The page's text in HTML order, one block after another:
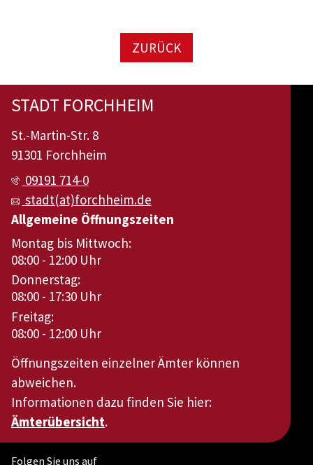
ZURÜCK
STADT FORCHHEIM
St.-Martin-Str. 8
91301 Forchheim
09191 714-0
stadt(at)forchheim.de
Allgemeine Öffnungszeiten
Montag bis Mittwoch:
08:00 - 12:00 Uhr
Donnerstag:
08:00 - 17:30 Uhr
Freitag:
08:00 - 12:00 Uhr
Öffnungszeiten einzelner Ämter können
abweichen.
Informationen dazu finden Sie hier:
Ämterübersicht.
Folgen Sie uns auf